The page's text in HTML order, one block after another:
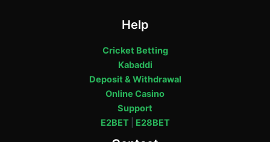
Help
Cricket Betting
Kabaddi
Deposit & Withdrawal
Online Casino
Support
E2BET| E28BET